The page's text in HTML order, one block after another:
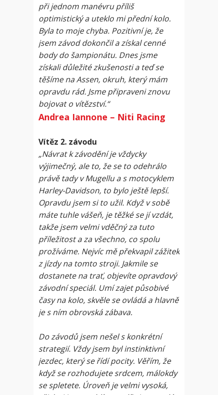
při jednom manévru příliš
optimistický a uteklo mi přední kolo.
Byla to moje chyba. Pozitivní je, že
jsem závod dokončil a získal cenné
body do šampionátu. Dnes jsme
získali důležité zkušenosti a teď se
těšíme na Assen, okruh, který mám
opravdu rád. Jsme připraveni znovu
bojovat o vítězství.“
Andrea Iannone – Niti Racing
Vítěz 2. závodu
„Návrat k závodění je vždycky
výjimečný, ale to, že se to odehrálo
právě tady v Mugellu a s motocyklem
Harley-Davidson, to bylo ještě lepší.
Opravdu jsem si to užil. Když v sobě
máte tuhle vášeň, je těžké se jí vzdát,
takže jsem velmi vděčný za tuto
příležitost a za všechno, co spolu
prožíváme. Nejvíc mě překvapil zážitek
z jízdy na tomto stroji. Jakmile se
dostanete na trať, objevíte opravdový
závodní speciál. Umí zajet působivé
časy na kolo, skvěle se ovládá a hlavně
je s ním obrovská zábava.
Do závodů jsem nešel s konkrétní
strategií. Vždy jsem byl instinktivní
jezdec, který se řídí pocity. Věřím, že
když se rozhodujete srdcem, málokdy
se spletete. Úroveň je velmi vysoká,